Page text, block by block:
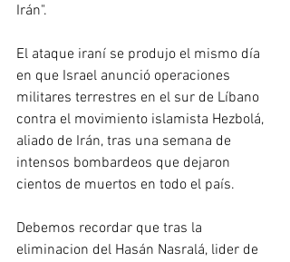
Irán".
El ataque iraní se produjo el mismo día
en que Israel anunció operaciones
militares terrestres en el sur de Líbano
contra el movimiento islamista Hezbolá,
aliado de Irán, tras una semana de
intensos bombardeos que dejaron
cientos de muertos en todo el país.
Debemos recordar que tras la
eliminacion del Hasán Nasralá, lider de